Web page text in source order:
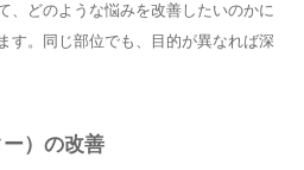
、どのような悩みを改善したいのかに
す。同じ部位でも、目的が異なれば深
）の改善